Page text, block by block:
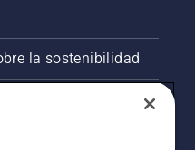
la sostenibilidad